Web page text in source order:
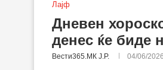
Лајф
Дневен
денес ќе биде
Вести365.МК Ј.Р. 04/06/2026